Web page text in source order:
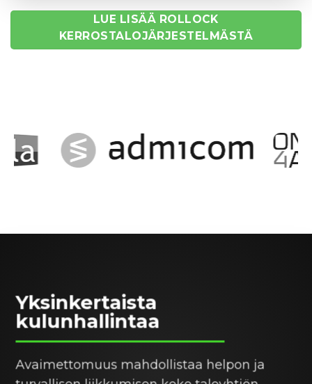
LUE LISÄÄ ROLLOCK
KERROSTALOJÄRJESTELMÄSTÄ
Yksinkertaista
kulunhallintaa
Avaimettomuus mahdollistaa helpon ja